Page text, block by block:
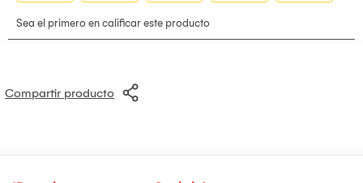
A tan solo un Clic!
Potencia de 700 watts
Compartir producto